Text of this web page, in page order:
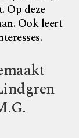
Op deze
Ook leert